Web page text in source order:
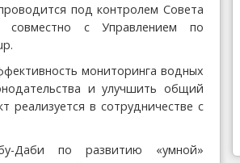
под контролем Совета
совместно с Управлением по
мониторинга водных
и улучшить общий
реализуется в сотрудничестве с
Даби по развитию «умной»